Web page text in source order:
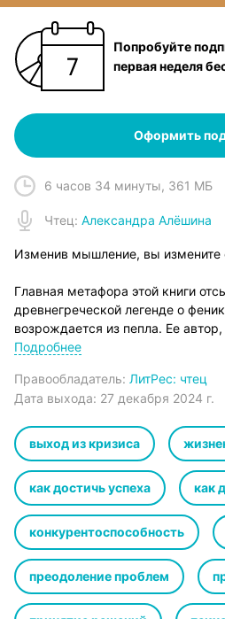
Попробуйте
первая неделя
Оформить
6 часов 34 минуты, 361 МБ
Чтец: Александра Алёшина
Изменив мышление, вы измените
Главная метафора этой книги
древнегреческой легенде о
возрождается из пепла. Ее
Трейси, проводит параллели с
результативность, отсутствие
рутина.
В условиях пандемии люди и
«возрождения из пепла», которые
стать еще сильнее.
Книга научит вас:
– вырабатывать в себе
– находить более быстрые пути
Подробнее
Правообладатель: ЛитРес: чтец
Дата выхода: 27 декабря 2024 г.
выход из кризиса
как достичь успеха как
конкурентоспособность
преодоление проблем